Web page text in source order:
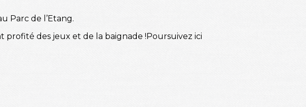
Parc de l’Etang.
des jeux et de la baignade !Poursuivez ici